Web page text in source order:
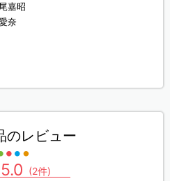
嘉昭
奈
のレビュー
5.0 (2件)